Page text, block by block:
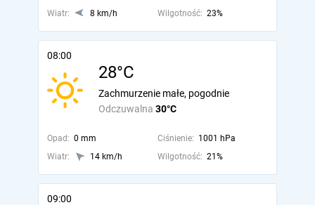
Wiatr: 8 km/h Wilgotność: 23%
08:00
28°C
Odczuwalna 30°C
Zachmurzenie małe, pogodnie
Opad: 0 mm Ciśnienie: 1001 hPa
Wiatr:
14 km/h Wilgotność: 21%
09:00